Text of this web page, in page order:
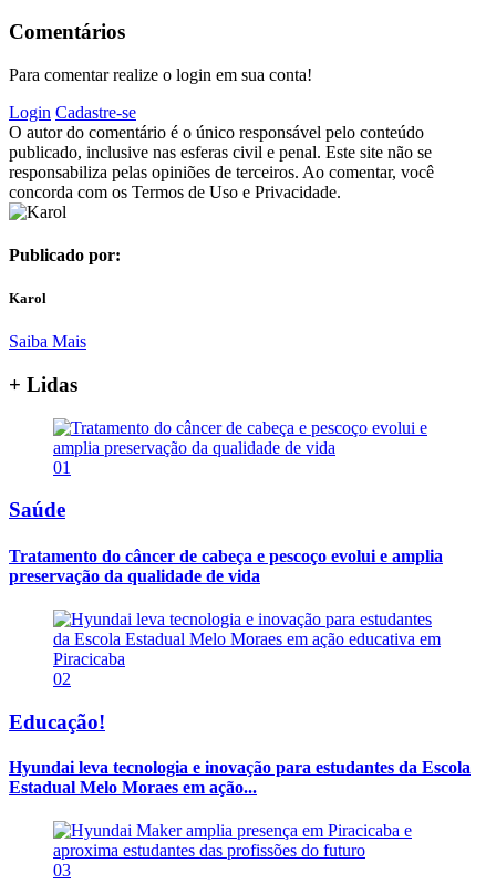
Comentários
Para comentar realize o login em sua conta!
Login Cadastre-se
O autor do comentário é o único responsável pelo conteúdo
publicado, inclusive nas esferas civil e penal. Este site não se
responsabiliza pelas opiniões de terceiros. Ao comentar, você
concorda com os Termos de Uso e Privacidade.
Publicado por:
Karol
Saiba Mais
+ Lidas
01
Saúde
Tratamento do câncer de cabeça e pescoço evolui e amplia
preservação da qualidade de vida
02
Educação!
Hyundai leva tecnologia e inovação para estudantes da Escola
Estadual Melo Moraes em ação...
03